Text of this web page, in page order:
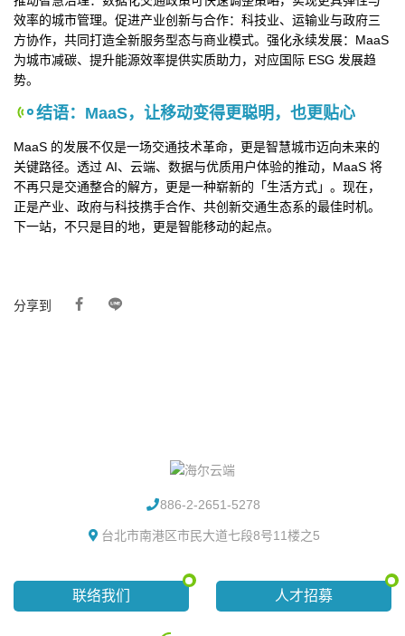
效率的城市管理。促进产业创新与合作：科技业、运输业与政府三
方协作，共同打造全新服务型态与商业模式。强化永续发展：MaaS
为城市减碳、提升能源效率提供实质助力，对应国际 ESG 发展趋
势。
结语：MaaS，让移动变得更聪明，也更贴心
MaaS 的发展不仅是一场交通技术革命，更是智慧城市迈向未来的
关键路径。透过 AI、云端、数据与优质用户体验的推动，MaaS 将
不再只是交通整合的解方，更是一种崭新的「生活方式」。现在，
正是产业、政府与科技携手合作、共创新交通生态系的最佳时机。
下一站，不只是目的地，更是智能移动的起点。
分享到
886-2-2651-5278
台北市南港区市民大道七段8号11楼之5
联络我们 人才招募